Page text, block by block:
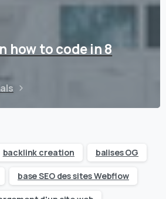
how to code in 8
backlink creation balises OG
base SEO des sites Webflow